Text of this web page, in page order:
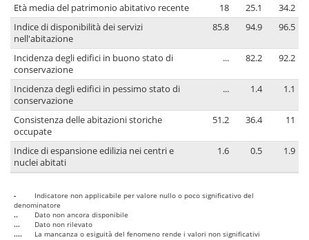
Età media del patrimonio abitativo recente 18 25.1
34.2
Indice di disponibilità dei servizi
nell'abitazione
85.8 94.9 96.5
Incidenza degli edifici in buono stato di
conservazione
... 82.2 92.2
Incidenza degli edifici in pessimo stato di
conservazione
... 1.4 1.1
Consistenza delle abitazioni storiche
occupate
51.2 36.4 11
Indice di espansione edilizia nei centri e
nuclei abitati
1.6 0.5 1.9
-
Indicatore non applicabile per valore nullo o poco significativo del
denominatore
..
Dato non ancora disponibile
...
Dato non rilevato
....
La mancanza o esiguità del fenomeno rende i valori non significativi